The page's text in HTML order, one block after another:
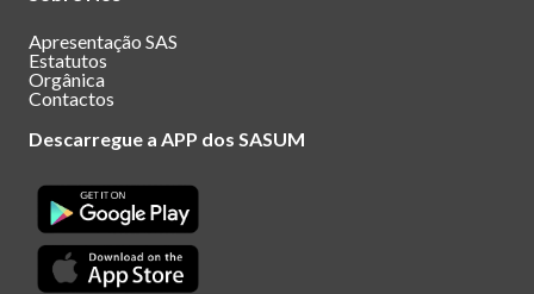
Apresentação SAS
Estatutos
Orgânica
Contactos
Descarregue a APP dos SASUM